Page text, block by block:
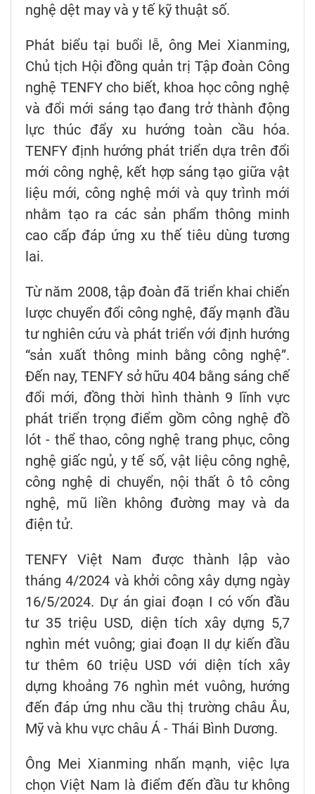
nghệ dệt may và y tế kỹ thuật số.
Phát biểu tại buổi lễ, ông Mei Xianming,
Chủ tịch Hội đồng quản trị Tập đoàn Công
nghệ TENFY cho biết, khoa học công nghệ
và đổi mới sáng tạo đang trở thành động
lực thúc đẩy xu hướng toàn cầu hóa.
TENFY định hướng phát triển dựa trên đổi
mới công nghệ, kết hợp sáng tạo giữa vật
liệu mới, công nghệ mới và quy trình mới
nhằm tạo ra các sản phẩm thông minh
cao cấp đáp ứng xu thế tiêu dùng tương
lai.
Từ năm 2008, tập đoàn đã triển khai chiến
lược chuyển đổi công nghệ, đẩy mạnh đầu
tư nghiên cứu và phát triển với định hướng
“sản xuất thông minh bằng công nghệ”.
Đến nay, TENFY sở hữu 404 bằng sáng chế
đổi mới, đồng thời hình thành 9 lĩnh vực
phát triển trọng điểm gồm công nghệ đồ
lót - thể thao, công nghệ trang phục, công
nghệ giấc ngủ, y tế số, vật liệu công nghệ,
công nghệ di chuyển, nội thất ô tô công
nghệ, mũ liền không đường may và da
điện tử.
TENFY Việt Nam được thành lập vào
tháng 4/2024 và khởi công xây dựng ngày
16/5/2024. Dự án giai đoạn I có vốn đầu
tư 35 triệu USD, diện tích xây dựng 5,7
nghìn mét vuông; giai đoạn II dự kiến đầu
tư thêm 60 triệu USD với diện tích xây
dựng khoảng 76 nghìn mét vuông, hướng
đến đáp ứng nhu cầu thị trường châu Âu,
Mỹ và khu vực châu Á - Thái Bình Dương.
Ông Mei Xianming nhấn mạnh, việc lựa
chọn Việt Nam là điểm đến đầu tư không